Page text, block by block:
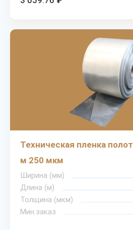
Техническая пленка
м 250 мкм
Ширина (мм)
Длина (м)
Толщина (мкм)
Мин.заказ